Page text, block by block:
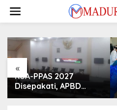
konten
«
KUA-PPAS 2027
Disepakati, APBD
Sampang Defisit Rp